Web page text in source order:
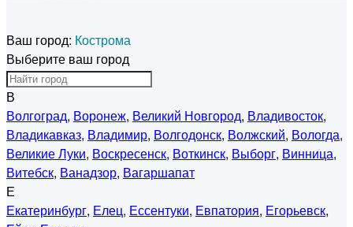
Ваш город: Кострома
Выберите ваш город
В
Волгоград, Воронеж, Великий Новгород, Владивосток,
Владикавказ, Владимир, Волгодонск, Волжский, Вологда,
Великие Луки, Воскресенск, Воткинск, Выборг, Винница,
Витебск, Ванадзор, Вагаршапат
Е
Екатеринбург, Елец, Ессентуки, Евпатория, Егорьевск,